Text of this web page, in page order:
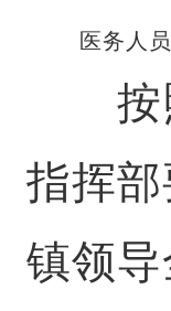
医务人
按照
指挥
镇领